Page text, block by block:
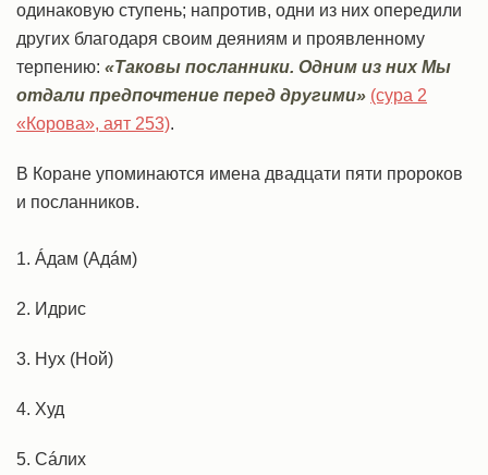
одинаковую ступень; напротив, одни из них опередили
других благодаря своим деяниям и проявленному
терпению: «Таковы посланники. Одним из них Мы
отдали предпочтение перед другими» (сура 2
«Корова», аят 253).
В Коране упоминаются имена двадцати пяти пророков
и посланников.
1. Áдам (Адáм)
2. Идрис
3. Нух (Ной)
4. Худ
5. Сáлих